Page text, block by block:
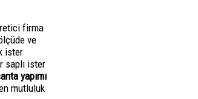
firma
ve
ister
saplı ister
yapımı
mutluluk